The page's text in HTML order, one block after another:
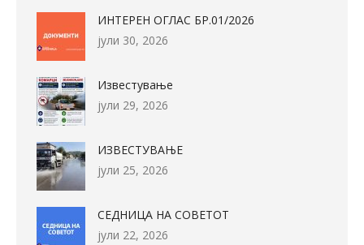
ИНТЕРЕН ОГЛАС БР.01/2026
јули 30, 2026
Известување
јули 29, 2026
ИЗВЕСТУВАЊЕ
јули 25, 2026
СЕДНИЦА НА СОВЕТОТ
јули 22, 2026